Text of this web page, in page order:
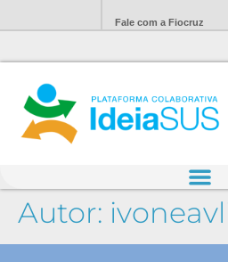
Fale com a Fiocruz
Autor: